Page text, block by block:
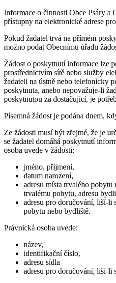
Informace o činnosti Obce Psáry a
přístupny na elektronické adrese
Pokud žadatel trvá na přímém
možno podat Obecnímu úřadu
Žádost o poskytnutí informace lze
prostřednictvím sítě nebo služby
žadateli na ústně nebo telefonicky
poskytnuta, anebo nepovažuje-li
poskytnutou za dostačující, je
Písemná žádost je podána dnem,
Ze žádosti musí být zřejmé, že je
se žadatel domáhá poskytnutí
osoba uvede v žádosti:
jméno, příjmení,
datum narození,
adresu místa trvalého
trvalému pobytu, adresu
adresu pro doručování, liší-li
pobytu nebo bydliště.
Právnická osoba uvede:
název,
identifikační číslo,
adresu sídla
adresu pro doručování, liší-li